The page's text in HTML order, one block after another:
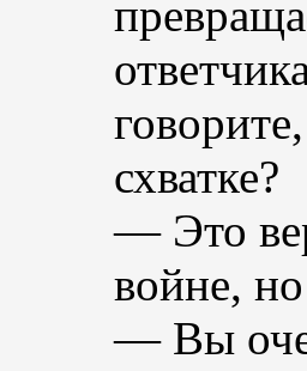
схватке?
— Это
войне,
— Вы